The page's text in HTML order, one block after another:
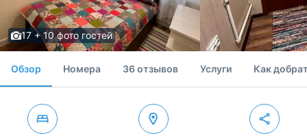
17 + 10 фото гостей
Обзор Номера 36 отзывов Услуги Как